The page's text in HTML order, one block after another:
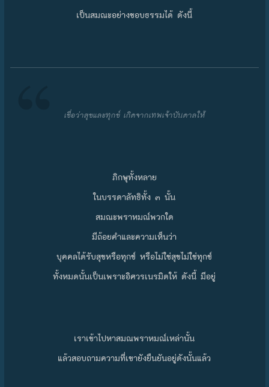
เป็นสมณะอย่างชอบธรรมได้ ดังนี้
เชื่อว่าสุขและทุกข์ เกิดจากเทพเจ้าบันดาลให้
ภิกษุทั้งหลาย
ในบรรดาลัทธิทั้ง ๓ นั้น
สมณะพราหมณ์พวกใด
มีถ้อยคำและความเห็นว่า
บุคคลได้รับสุขหรือทุกข์ หรือไม่ใช่สุขไม่ใช่ทุกข์
ทั้งหมดนั้นเป็นเพราะอิศวรเนรมิตให้ ดังนี้ มีอยู่
เราเข้าไปหาสมณพราหมณ์เหล่านั้น
แล้วสอบถามความที่เขายังยืนยันอยู่ดังนั้นแล้ว